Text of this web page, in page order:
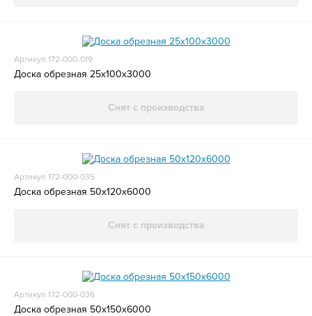
Артикул 172-000-019
Доска обрезная 25x100x3000
Снят с производства
Артикул 172-000-035
Доска обрезная 50x120x6000
Снят с производства
Артикул 172-000-036
Доска обрезная 50x150x6000